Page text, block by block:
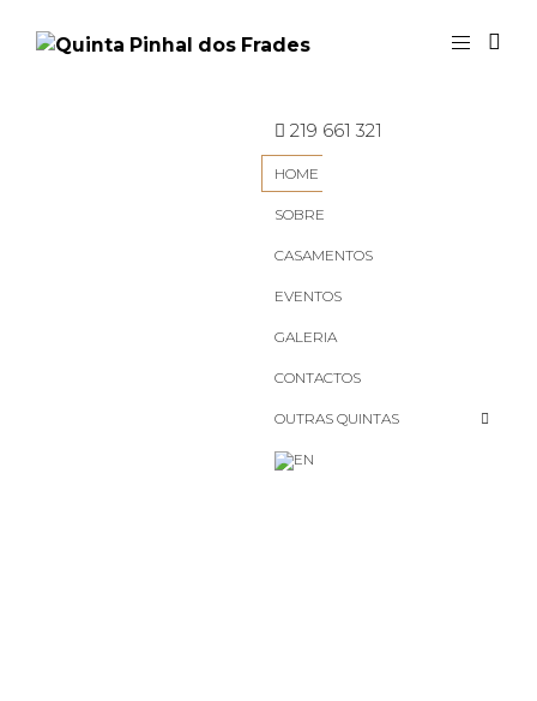
219 661 321
HOME
SOBRE
CASAMENTOS
EVENTOS
GALERIA
CONTACTOS
OUTRAS QUINTAS
Quinta Pinhal
dos Frades